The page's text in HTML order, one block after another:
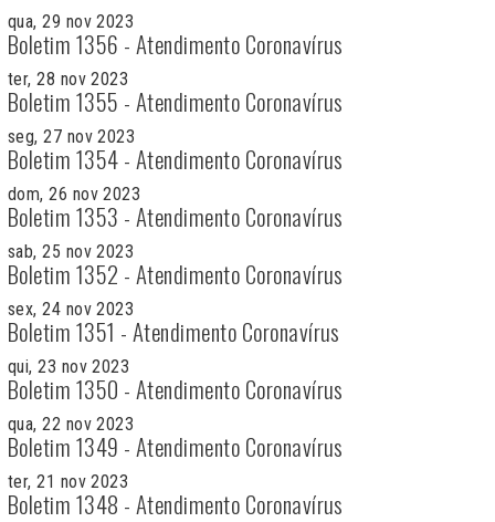
qua, 29 nov 2023
Boletim 1356 - Atendimento Coronavírus
ter, 28 nov 2023
Boletim 1355 - Atendimento Coronavírus
seg, 27 nov 2023
Boletim 1354 - Atendimento Coronavírus
dom, 26 nov 2023
Boletim 1353 - Atendimento Coronavírus
sab, 25 nov 2023
Boletim 1352 - Atendimento Coronavírus
sex, 24 nov 2023
Boletim 1351 - Atendimento Coronavírus
qui, 23 nov 2023
Boletim 1350 - Atendimento Coronavírus
qua, 22 nov 2023
Boletim 1349 - Atendimento Coronavírus
ter, 21 nov 2023
Boletim 1348 - Atendimento Coronavírus